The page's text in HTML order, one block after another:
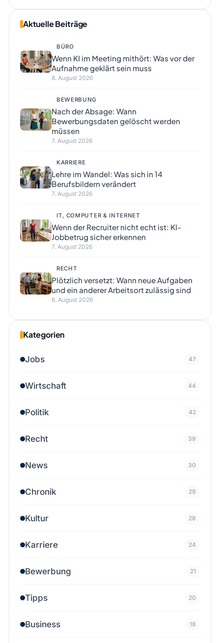
Aktuelle Beiträge
BÜRO
Wenn KI im Meeting mithört: Was vor der
Aufnahme geklärt sein muss
8. August 2026
BEWERBUNG
Nach der Absage: Wann
Bewerbungsdaten gelöscht werden
müssen
7. August 2026
KARRIERE
Lehre im Wandel: Was sich in 14
Berufsbildern verändert
7. August 2026
IT, COMPUTER & INTERNET
Wenn der Recruiter nicht echt ist: KI-
Jobbetrug sicher erkennen
7. August 2026
RECHT
Plötzlich versetzt: Wann neue Aufgaben
und ein anderer Arbeitsort zulässig sind
6. August 2026
Kategorien
Jobs 47
Wirtschaft 44
Politik 42
Recht 39
News 30
Chronik 29
Kultur 28
Karriere 24
Bewerbung 21
Tipps 20
Business 18